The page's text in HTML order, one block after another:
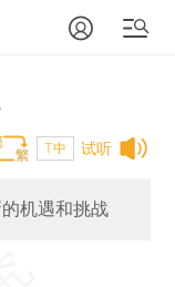
试听
T中
机遇和挑战